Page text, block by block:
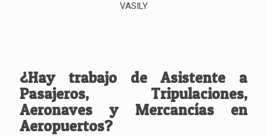
VASILY
¿Hay trabajo de Asistente a
Pasajeros, Tripulaciones,
Aeronaves y Mercancías en
Aeropuertos?